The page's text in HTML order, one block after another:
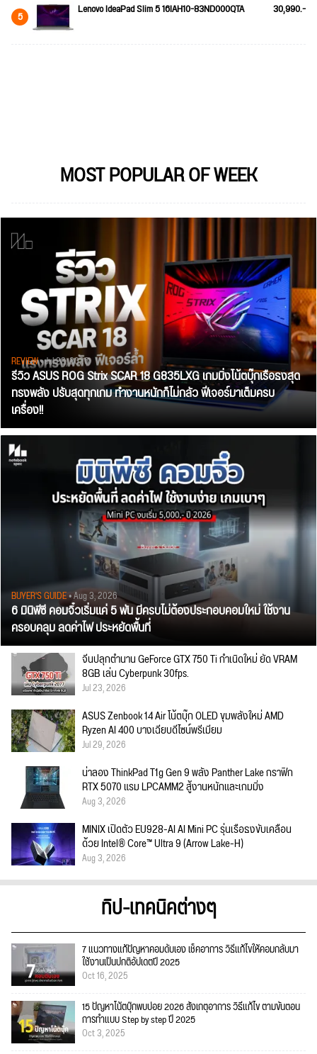
5 Lenovo IdeaPad Slim 5 16IAH10-83ND000QTA 30,990.-
MOST POPULAR OF WEEK
REVIEW• Jul 28, 2026
รีวิว ASUS ROG Strix SCAR 18 G835LXG เกมมิ่งโน้ตบุ๊กเรือธงสุด
ทรงพลัง ปรับสุดทุกเกม ทำงานหนักก็ไม่กลัว ฟีเจอร์มาเต็มครบ
เครื่อง!!
BUYER'S GUIDE• Aug 3, 2026
6 มินิพีซี คอมจิ๋วเริ่มแค่ 5 พัน มีครบไม่ต้องประกอบคอมใหม่ ใช้งาน
ครอบคลุม ลดค่าไฟ ประหยัดพื้นที่
จีนปลุกตำนาน GeForce GTX 750 Ti กำเนิดใหม่ ยัด VRAM
8GB เล่น Cyberpunk 30fps.
Jul 23, 2026
ASUS Zenbook 14 Air โน้ตบุ๊ก OLED ขุมพลังใหม่ AMD
Ryzen AI 400 บางเฉียบดีไซน์พรีเมียม
Jul 29, 2026
น่าลอง ThinkPad T1g Gen 9 พลัง Panther Lake กราฟิก
RTX 5070 แรม LPCAMM2 สู้งานหนักและเกมมิ่ง
Aug 3, 2026
MINIX เปิดตัว EU928-AI AI Mini PC รุ่นเรือธงขับเคลื่อน
ด้วย Intel® Core™ Ultra 9 (Arrow Lake-H)
Aug 3, 2026
ทิป-เทคนิคต่างๆ
7 แนวทางแก้ปัญหาคอมดับเอง เช็คอาการ วิธีแก้ไขให้คอมกลับมา
ใช้งานเป็นปกติอัปเดตปี 2025
Oct 16, 2025
15 ปัญหาโน้ตบุ๊กพบบ่อย 2026 สังเกตุอาการ วิธีแก้ไข ตามขั้นตอน
การทำแบบ Step by step ปี 2025
Oct 3, 2025